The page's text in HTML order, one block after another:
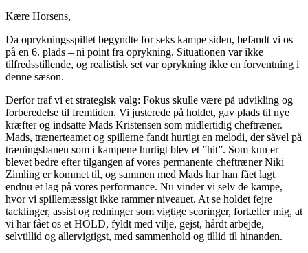
Kære Horsens,
Da oprykningsspillet begyndte for seks kampe siden, befandt vi os
på en 6. plads – ni point fra oprykning. Situationen var ikke
tilfredsstillende, og realistisk set var oprykning ikke en forventning i
denne sæson.
Derfor traf vi et strategisk valg: Fokus skulle være på udvikling og
forberedelse til fremtiden. Vi justerede på holdet, gav plads til nye
kræfter og indsatte Mads Kristensen som midlertidig cheftræner.
Mads, trænerteamet og spillerne fandt hurtigt en melodi, der såvel på
træningsbanen som i kampene hurtigt blev et ”hit”. Som kun er
blevet bedre efter tilgangen af vores permanente cheftræner Niki
Zimling er kommet til, og sammen med Mads har han fået lagt
endnu et lag på vores performance. Nu vinder vi selv de kampe,
hvor vi spillemæssigt ikke rammer niveauet. At se holdet fejre
tacklinger, assist og redninger som vigtige scoringer, fortæller mig, at
vi har fået os et HOLD, fyldt med vilje, gejst, hårdt arbejde,
selvtillid og allervigtigst, med sammenhold og tillid til hinanden.